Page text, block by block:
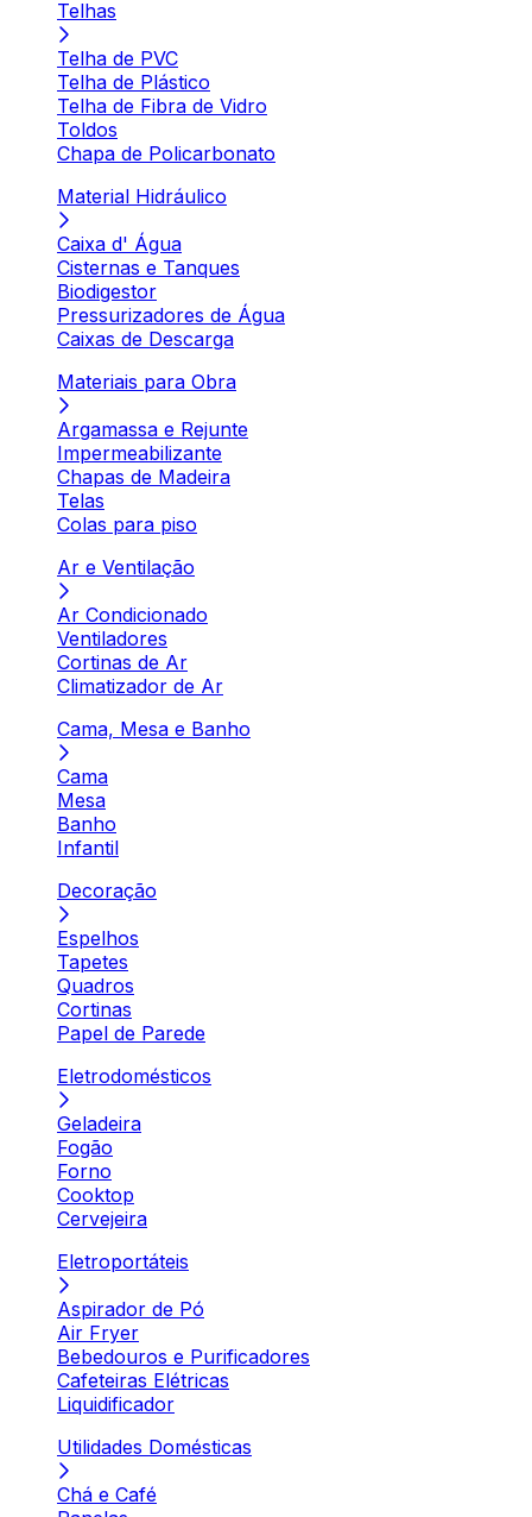
Telhas
Telha de PVC
Telha de Plástico
Telha de Fibra de Vidro
Toldos
Chapa de Policarbonato
Material Hidráulico
Caixa d' Água
Cisternas e Tanques
Biodigestor
Pressurizadores de Água
Caixas de Descarga
Materiais para Obra
Argamassa e Rejunte
Impermeabilizante
Chapas de Madeira
Telas
Colas para piso
Ar e Ventilação
Ar Condicionado
Ventiladores
Cortinas de Ar
Climatizador de Ar
Cama, Mesa e Banho
Cama
Mesa
Banho
Infantil
Decoração
Espelhos
Tapetes
Quadros
Cortinas
Papel de Parede
Eletrodomésticos
Geladeira
Fogão
Forno
Cooktop
Cervejeira
Eletroportáteis
Aspirador de Pó
Air Fryer
Bebedouros e Purificadores
Cafeteiras Elétricas
Liquidificador
Utilidades Domésticas
Chá e Café